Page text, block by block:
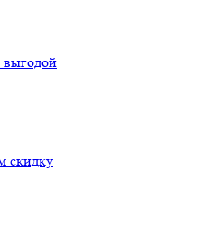
выгодой
скидку